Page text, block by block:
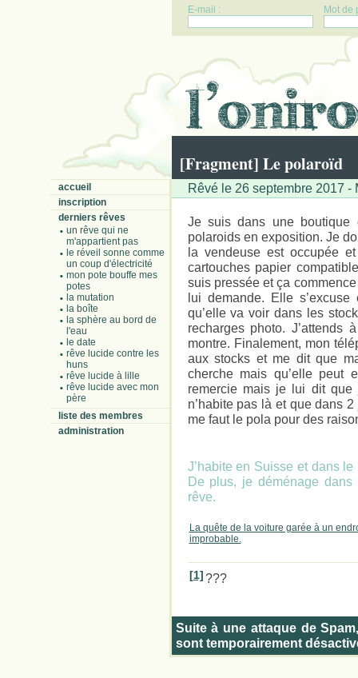
E-mail : Mot de
[Fragment] Le polaroïd
accueil
inscription
derniers rêves
un rêve qui ne
m'appartient pas
le réveil sonne comme
un coup d'électricité
mon pote bouffe mes
potes
la mutation
la boîte
la sphère au bord de
l'eau
le date
rêve lucide contre les
huns
rêve lucide à lille
rêve lucide avec mon
père
liste des membres
administration
Rêvé le 26 septembre 2017
Je suis dans une
polaroids en exposition. Je
la vendeuse est occupée
cartouches papier
suis pressée et ça
lui demande. Elle
qu’elle va voir dans les
recharges photo.
montre. Finalement, mon
aux stocks et me dit que
cherche mais qu’elle peut
remercie mais je lui dit
n’habite pas là et que dans
me faut le pola pour des
J’habite en Suisse et dans
De plus, je déménage
rêve.
La quête de la voiture garée à un
improbable.
[1] ???
Suite à une attaque de
sont temporairement